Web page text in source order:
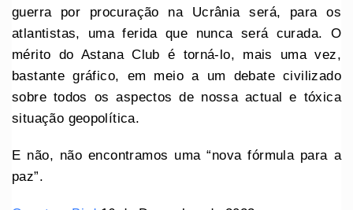
guerra por procuração na Ucrânia será, para os
atlantistas, uma ferida que nunca será curada. O
mérito do Astana Club é torná-lo, mais uma vez,
bastante gráfico, em meio a um debate civilizado
sobre todos os aspectos de nossa actual e tóxica
situação geopolítica.
E não, não encontramos uma “nova fórmula para a
paz”.